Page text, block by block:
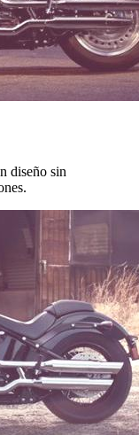
diseño sin